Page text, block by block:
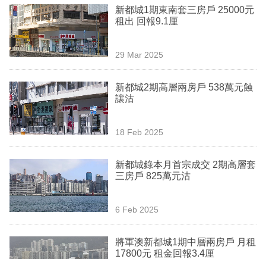
職
場
生
時
事
欄
訂
閱
區
新都城1期東南套三房戶 25000元
租出 回報9.1厘
29 Mar 2025
新都城2期高層兩房戶 538萬元蝕
讓沽
18 Feb 2025
新都城錄本月首宗成交 2期高層套
三房戶 825萬元沽
6 Feb 2025
將軍澳新都城1期中層兩房戶 月租
17800元 租金回報3.4厘